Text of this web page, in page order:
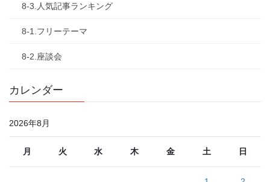
8-3.人気記事ランキング
8-1.フリーテーマ
8-2.座談会
カレンダー
2026年8月
月 火 水 木 金 土 日